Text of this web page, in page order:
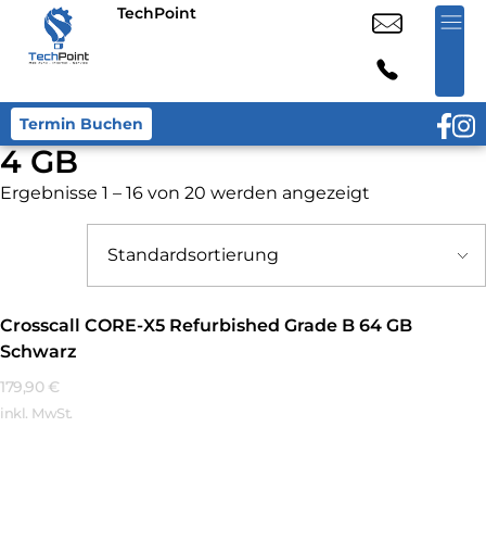
TechPoint
Termin Buchen
4 GB
Ergebnisse 1 – 16 von 20 werden angezeigt
Crosscall CORE-X5 Refurbished Grade B 64 GB
Schwarz
179,90 €
inkl. MwSt.